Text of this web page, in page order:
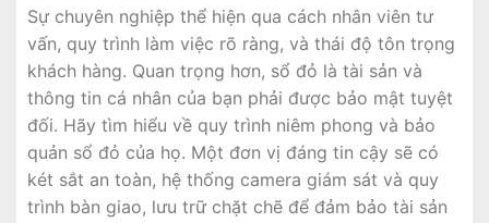
Sự chuyên nghiệp thể hiện qua cách nhân viên tư
vấn, quy trình làm việc rõ ràng, và thái độ tôn trọng
khách hàng. Quan trọng hơn, sổ đỏ là tài sản và
thông tin cá nhân của bạn phải được bảo mật tuyệt
đối. Hãy tìm hiểu về quy trình niêm phong và bảo
quản sổ đỏ của họ. Một đơn vị đáng tin cậy sẽ có
két sắt an toàn, hệ thống camera giám sát và quy
trình bàn giao, lưu trữ chặt chẽ để đảm bảo tài sản